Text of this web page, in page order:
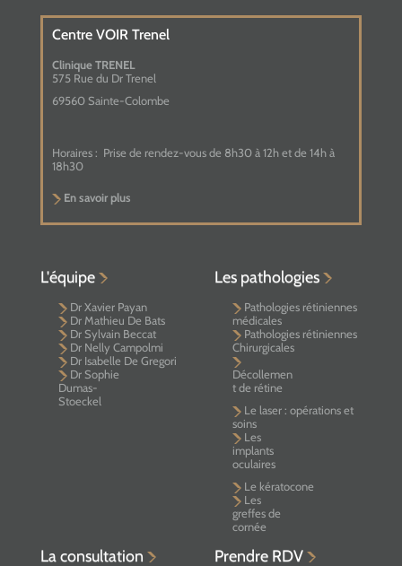
Centre VOIR Trenel
Clinique TRENEL
575 Rue du Dr Trenel
69560 Sainte-Colombe
Horaires : Prise de rendez-vous de 8h30 à 12h et de 14h à
18h30
En savoir plus
L'équipe
Dr Xavier Payan
Dr Mathieu De Bats
Dr Sylvain Beccat
Dr Nelly Campolmi
Dr Isabelle De Gregori
Dr Sophie
Dumas-
Stoeckel
Les pathologies
Pathologies rétiniennes
médicales
Pathologies rétiniennes
Chirurgicales
Décollemen
t de rétine
Le laser : opérations et
soins
Les
implants
oculaires
Le kératocone
Les
greffes de
cornée
La consultation Prendre RDV